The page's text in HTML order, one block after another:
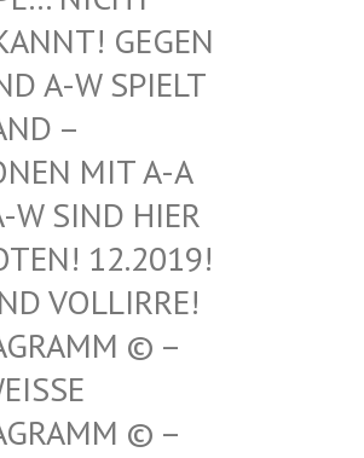
GEGEN A-A
W SPIELT NIE
PER
MIT A-A UND
HIER VER
12.2019! DIE
PEN
© – DAS
PENT
© – HILF